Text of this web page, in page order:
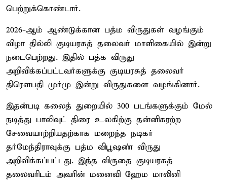
பெற்றுக்கொண்டார்.
2026-ஆம் ஆண்டுக்கான பத்ம விருதுகள் வழங்கும்
விழா தில்லி குடியரசுத் தலைவர் மாளிகையில் இன்று
நடைபெற்றது. இதில் பத்க விருது
அறிவிக்கப்பட்டவர்களுக்கு குடியரசுத் தலைவர்
திரெளபதி முர்மு இன்று விருதுகளை வழங்கினார்.
இதன்படி கலைத் துறையில் 300 படங்களுக்கும் மேல்
நடித்து பாலிவுட் திரை உலகிற்கு தன்னிகரற்ற
சேவையாற்றியதற்காக மறைந்த நடிகர்
தர்மேந்திராவுக்கு பத்ம விபூஷண் விருது
அறிவிக்கப்பட்டது. இந்த விருதை குடியரசுத்
தலைவரிடம் அவரின் மனைவி ஹேம மாலினி